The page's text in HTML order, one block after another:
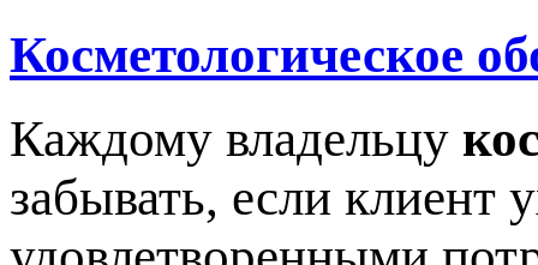
Косметологическое
Каждому владельцу
забывать, если клиент